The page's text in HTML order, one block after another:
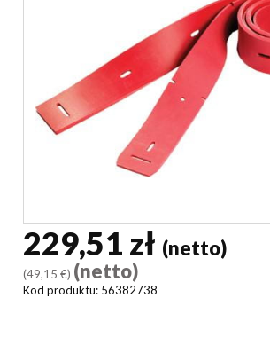
229,51 zł (netto)
(49,15 €) (netto)
Kod produktu: 56382738